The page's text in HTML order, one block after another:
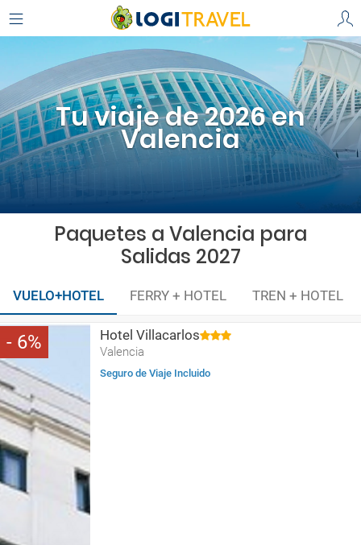
Tu viaje de 2026 en
Valencia
Paquetes a Valencia para
Salidas 2027
VUELO+HOTEL FERRY + HOTEL TREN + HOTEL
6 Hotel Villacarlos
Valencia
Seguro de Viaje Incluido